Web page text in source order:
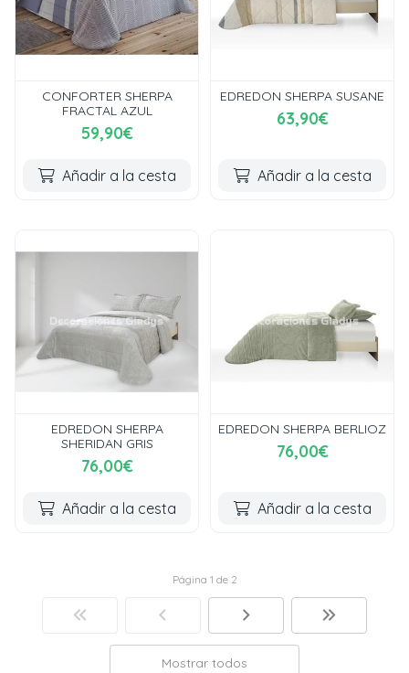
CONFORTER SHERPA
FRACTAL AZUL
59,90€
Añadir a la cesta
EDREDON SHERPA SUSANE
63,90€
Añadir a la cesta
EDREDON SHERPA
SHERIDAN GRIS
76,00€
Añadir a la cesta
EDREDON SHERPA BERLIOZ
76,00€
Añadir a la cesta
Página 1 de 2
Mostrar todos